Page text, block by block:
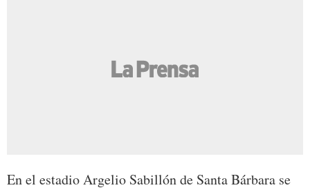
En el estadio Argelio Sabillón de Santa Bárbara se